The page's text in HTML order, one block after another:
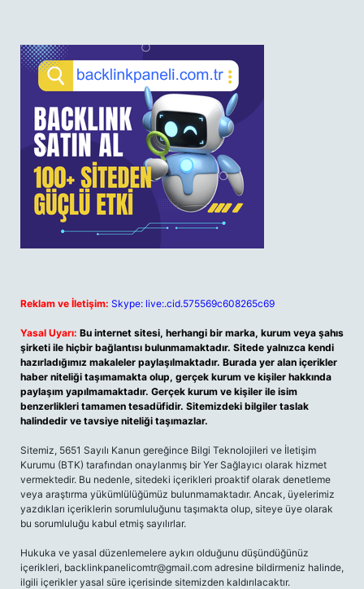
Reklam ve İletişim: Skype: live:.cid.575569c608265c69
Yasal Uyarı: Bu internet sitesi, herhangi bir marka, kurum veya şahıs
şirketi ile hiçbir bağlantısı bulunmamaktadır. Sitede yalnızca kendi
hazırladığımız makaleler paylaşılmaktadır. Burada yer alan içerikler
haber niteliği taşımamakta olup, gerçek kurum ve kişiler hakkında
paylaşım yapılmamaktadır. Gerçek kurum ve kişiler ile isim
benzerlikleri tamamen tesadüfidir. Sitemizdeki bilgiler taslak
halindedir ve tavsiye niteliği taşımazlar.
Sitemiz, 5651 Sayılı Kanun gereğince Bilgi Teknolojileri ve İletişim
Kurumu (BTK) tarafından onaylanmış bir Yer Sağlayıcı olarak hizmet
vermektedir. Bu nedenle, sitedeki içerikleri proaktif olarak denetleme
veya araştırma yükümlülüğümüz bulunmamaktadır. Ancak, üyelerimiz
yazdıkları içeriklerin sorumluluğunu taşımakta olup, siteye üye olarak
bu sorumluluğu kabul etmiş sayılırlar.
Hukuka ve yasal düzenlemelere aykırı olduğunu düşündüğünüz
içerikleri, backlinkpanelicomtr@gmail.com adresine bildirmeniz halinde,
ilgili içerikler yasal süre içerisinde sitemizden kaldırılacaktır.